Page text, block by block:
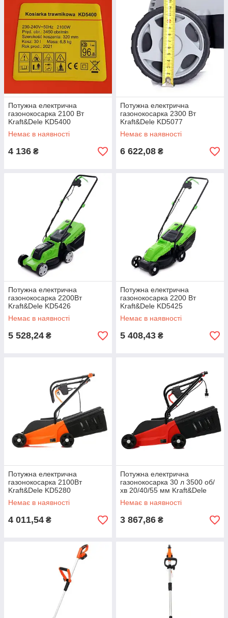
Потужна електрична
газонокосарка 2100 Вт
Kraft&Dele KD5400
газонокосарка 220в на
колесах
Немає в наявності
4 136 ₴
Потужна електрична
газонокосарка 2300 Вт
Kraft&Dele KD5077
газонокосарка 220в на
колесах
Немає в наявності
6 622,08 ₴
Потужна електрична
газонокосарка 2200Вт
Kraft&Dele KD5426
газонокосарка 220в на
колесах
Немає в наявності
5 528,24 ₴
Потужна електрична
газонокосарка 2200 Вт
Kraft&Dele KD5425
газонокосарка 220в на
колесах
Немає в наявності
5 408,43 ₴
Потужна електрична
газонокосарка 2100Вт
Kraft&Dele KD5280
газонокосарка 220в на
колесах
Немає в наявності
4 011,54 ₴
Потужна електрична
газонокосарка 30 л 3500 об/
хв 20/40/55 мм Kraft&Dele
KD5283 газонокосарка
Немає в наявності
3 867,86 ₴